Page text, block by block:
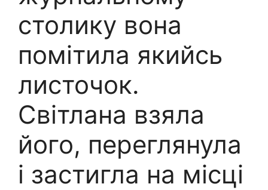
столику вона
помітила якийсь
листочок.
Світлана взяла
його, переглянула
і застигла на місці